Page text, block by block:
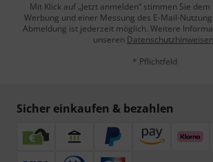
Mit Klick auf „Jetzt anmelden“ stimmen Sie
Werbung und einer Messung des E-Mail-
Abmeldung ist jederzeit möglich. Weitere
unseren Datenschutzhinweisen
* Pflichtfeld
Sicher einkaufen & bezahlen